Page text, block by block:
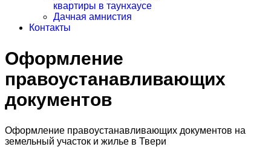
квартиры в таунхаусе
Дачная амнистия
Контакты
Оформление
правоустанавливающих
документов
Оформление правоустанавливающих документов на
земельный участок и жилье в Твери